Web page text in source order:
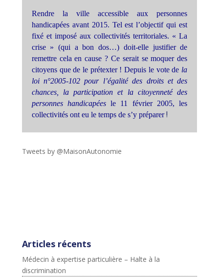
Rendre la ville accessible aux personnes
handicapées avant 2015. Tel est l’objectif qui est
fixé et imposé aux collectivités territoriales. « La
crise » (qui a bon dos…) doit-elle justifier de
remettre cela en cause ? Ce serait se moquer des
citoyens que de le prétexter ! Depuis le vote de la
loi n°2005-102 pour l’égalité des droits et des
chances, la participation et la citoyenneté des
personnes handicapées le 11 février 2005, les
collectivités ont eu le temps de s’y préparer!
Tweets by @MaisonAutonomie
Articles récents
Médecin à expertise particulière – Halte à la
discrimination